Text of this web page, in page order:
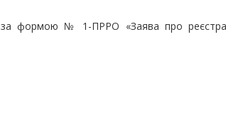
за формою № 1-ПРРО «Заява про